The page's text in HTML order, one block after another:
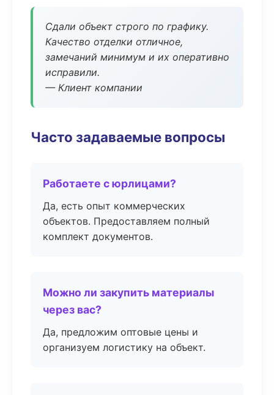
Сдали объект строго по графику.
Качество отделки отличное,
замечаний минимум и их оперативно
исправили.
— Клиент компании
Часто задаваемые вопросы
Работаете с юрлицами?
Да, есть опыт коммерческих
объектов. Предоставляем полный
комплект документов.
Можно ли закупить материалы
через вас?
Да, предложим оптовые цены и
организуем логистику на объект.